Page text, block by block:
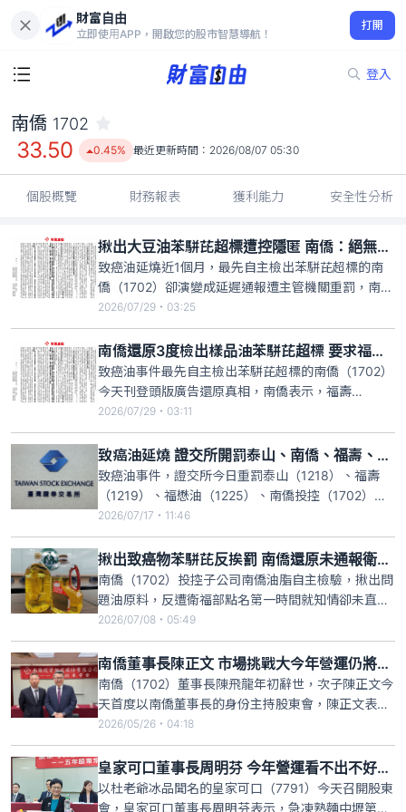
財富自由
立即使用APP，開啟您的股市智慧導航！
打開
登入
33.50
0.45%
南僑 1702
33.50 0.45% 最近更新時間： 2026/08/07 05:30
個股概覽 財務報表 獲利能力 安全性分析
揪出大豆油苯駢芘超標遭控隱匿 南僑：絕無故意遲延與隱匿的動機
致癌油延燒近1個月，最先自主檢出苯駢芘超標的南
僑（1702）卻演變成延遲通報遭主管機關重罰，南僑
今天首度公開聲明表示，公司於5月13日發現4月8日
入廠的福壽公司油罐車採集樣品苯駢芘檢測超標異
常，經複驗3次苯駢芘檢測皆超標異常，強調公司反
覆檢查複驗係為求慎重與精確，絕無故意遲延與隱匿
的動機。
2026/07/29・03:25
南僑還原3度檢出樣品油苯駢芘超標 要求福壽道歉並賠償一切損失
致癌油事件最先自主檢出苯駢芘超標的南僑（1702）
今天刊登頭版廣告還原真相，南僑表示，福壽
（1219）為公司大豆油長期供應商，當公司發現自油
罐車採集樣品經3次苯駢芘檢測超標異常，立即向福
壽追蹤處理，然迄今未獲福壽公司提出送驗結果報
告，亦未見出面處理及道歉，公司深感遺憾，予以嚴
正譴責，並要求福壽公司道
2026/07/29・03:11
致癌油延燒 證交所開罰泰山、南僑、福壽、福懋油各30萬
致癌油事件，證交所今日重罰泰山（1218）、福壽
（1219）、福懋油（1225）、南僑投控（1702）等
四家公司各30萬元。證交所表示，這四家公司使用中
聯油脂之油品原料不符法規標準，因事涉重大食品安
全事件，對股東權益有重大影響，經查符合證交所
「對有價證券上市公司重大訊息之查證暨公開處理程
序」第4條第
2026/07/17・11:46
揪出致癌物苯駢芘反挨罰 南僑還原未通報衛生單位的原因
南僑（1702）投控子公司南僑油脂自主檢驗，揪出問
題油原料，反遭衛福部點名第一時間就知情卻未直接
依法通報衛生單位將追究開罰300萬元，南僑發重訊
指出，公司尚未接獲台北市衛生局裁罰書，待收到裁
罰書後再與律師研商後，依法提出行政救濟。南僑表
示，集團依照食品監測計畫，南僑油脂公司有實施自
主檢驗，進貨的之油
2026/07/08・05:49
南僑董事長陳正文 市場挑戰大今年營運仍將優於去年
南僑（1702）董事長陳飛龍年初辭世，次子陳正文今
天首度以南僑董事長的身份主持股東會，陳正文表
示，雖然市場消費疲軟，中國復甦力道微弱，但南僑
台灣、泰國和中國市場今年將同步成長，全年營運將
優於去年。陳正文指出，中國市場享受了二、三十年
的高成長，現在市場內卷嚴重，經營比較辛苦，不少
麵包店與餐飲業者退出市
2026/05/26・04:18
皇家可口董事長周明芬 今年營運看不出不好的理由
以杜老爺冰品聞名的皇家可口（7791）今天召開股東
會，皇家可口董事長周明芬表示，急凍熟麵中壢第3